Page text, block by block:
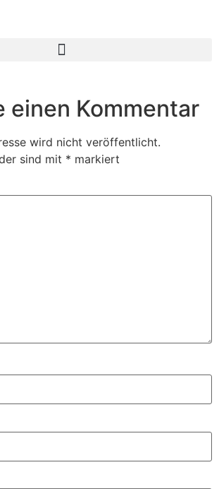
einen Kommentar
wird nicht veröffentlicht.
sind mit * markiert